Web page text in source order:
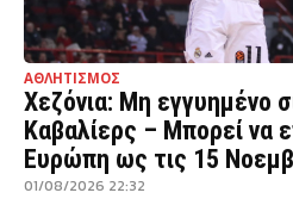
ΑΘΛΗΤΙΣΜΟΣ
Χεζόνια: Μη εγγυημένο
Καβαλίερς – Μπορεί να
Ευρώπη ως τις 15
01/08/2026 22:32